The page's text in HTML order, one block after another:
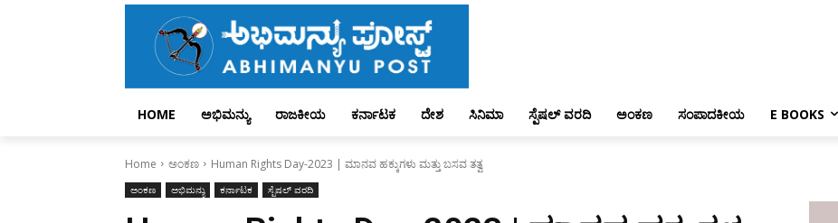
HOME ಅಭಿಮನ್ಯು ರಾಜಕೀಯ ಕರ್ನಾಟಕ ದೇಶ ಸಿನಿಮಾ ಸ್ಪೆಷಲ್ ವರದಿ ಅಂಕಣ ಸಂಪಾದಕೀಯ E BOOKS
Home ಅಂಕಣ Human Rights Day-2023 | ಮಾನವ ಹಕ್ಕುಗಳು ಮತ್ತು ಬಸವ ತತ್ವ
ಅಂಕಣ ಅಭಿಮನ್ಯು ಕರ್ನಾಟಕ ಸ್ಪೆಷಲ್ ವರದಿ